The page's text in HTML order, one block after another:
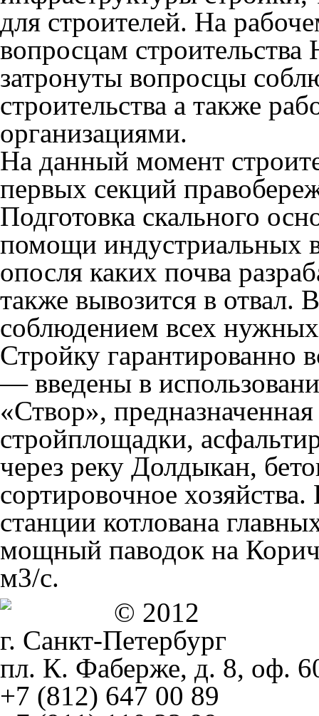
для строителей. На
вопросцам
затронуты вопросцы
строительства а также
организациями.
На данный момент
первых секций
Подготовка скального
помощи индустриальных
опосля каких почва
также вывозится в отвал.
соблюдением всех
Стройку гарантированно
— введены в
«Створ»,
стройплощадки,
через реку Долдыкан,
сортировочное
станции котлована
мощный паводок на
м3/c.
© 2012
г. Санкт-Петербург
пл. К. Фаберже, д. 8, оф.
+7 (812) 647 00 89